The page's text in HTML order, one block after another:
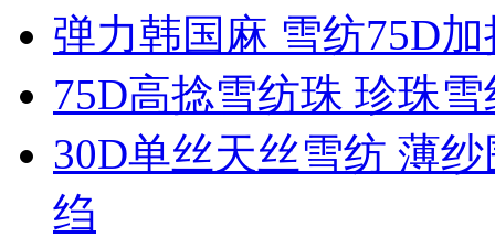
弹力韩国麻 雪纺75D
75D高捻雪纺珠 珍珠
30D单丝天丝雪纺 薄
绉